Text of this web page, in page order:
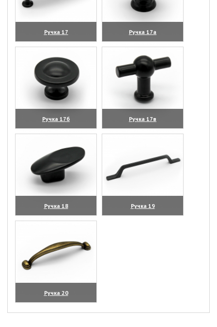
Ручка 17
(увеличить)
Ручка 17а
(увеличить)
Ручка 17б
(увеличить)
Ручка 17в
(увеличить)
Ручка 18
(увеличить)
Ручка 19
(увеличить)
Ручка 20
(увеличить)